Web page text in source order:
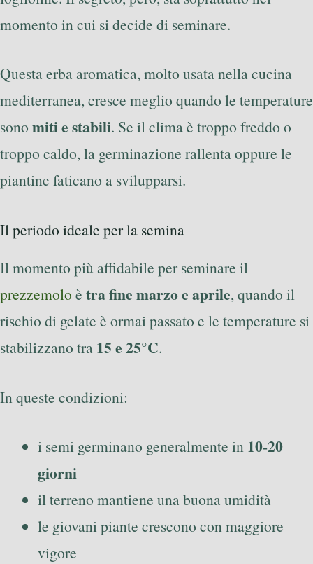
momento in cui si decide di seminare.
Questa erba aromatica, molto usata nella cucina
mediterranea, cresce meglio quando le temperature
sono miti e stabili. Se il clima è troppo freddo o
troppo caldo, la germinazione rallenta oppure le
piantine faticano a svilupparsi.
Il periodo ideale per la semina
Il momento più affidabile per seminare il
prezzemolo è tra fine marzo e aprile, quando il
rischio di gelate è ormai passato e le temperature si
stabilizzano tra 15 e 25°C.
In queste condizioni:
i semi germinano generalmente in 10-20
giorni
il terreno mantiene una buona umidità
le giovani piante crescono con maggiore
vigore